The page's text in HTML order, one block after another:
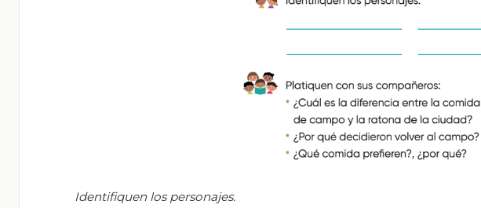
Identifiquen los personajes.